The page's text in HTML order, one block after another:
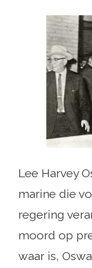
Lee Harvey
marine die
regering
moord op
waar is,